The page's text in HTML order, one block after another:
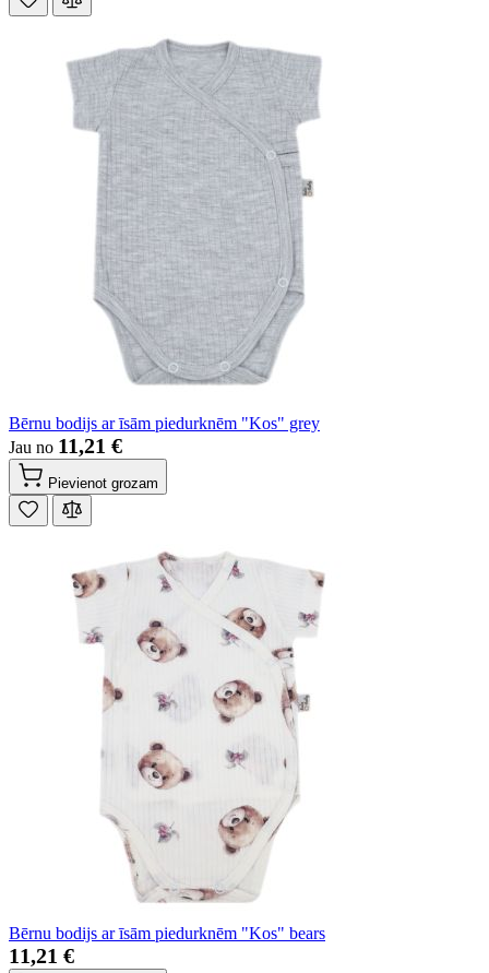
Bērnu bodijs ar īsām piedurknēm "Kos" grey
Jau no 11,21 €
Pievienot grozam
Bērnu bodijs ar īsām piedurknēm "Kos" bears
11,21 €